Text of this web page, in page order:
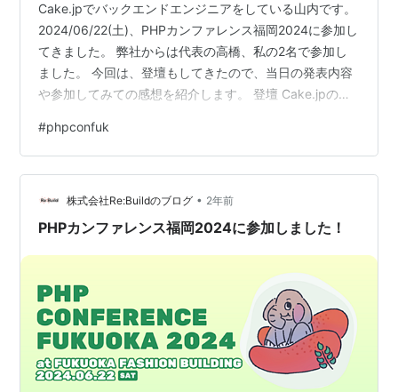
Cake.jpでバックエンドエンジニアをしている山内です。
2024/06/22(土)、PHPカンファレンス福岡2024に参加し
てきました。 弊社からは代表の高橋、私の2名で参加し
ました。 今回は、登壇もしてきたので、当日の発表内容
や参加してみての感想を紹介します。 登壇 Cake.jpのバ
https://fortee.jp/phpcon-fukuoka-
2024/proposal/83f31e89-1286-4d6a-b015-
c46382a6b14e オンラインでの登壇は経験がありました
が、カンファレンス登壇は初めてでした。 緊張のせいで
客席の方を見…
#phpconfuk
株式会社Re:Buildのブログ • 2年前
PHPカンファレンス福岡2024に参加しました！